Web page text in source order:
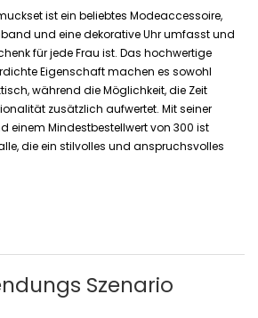
ist ein beliebtes Modeaccessoire,
und eine dekorative Uhr umfasst und
für jede Frau ist. Das hochwertige
Eigenschaft machen es sowohl
während die Möglichkeit, die Zeit
zusätzlich aufwertet. Mit seiner
einem Mindestbestellwert von 300 ist
die ein stilvolles und anspruchsvolles
Szenario